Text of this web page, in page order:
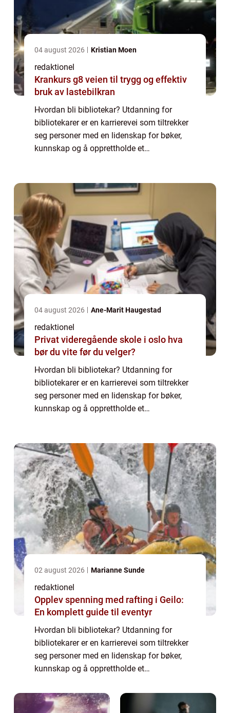
04 august 2026 Kristian Moen
redaktionel
Krankurs g8 veien til trygg og effektiv
bruk av lastebilkran
Hvordan bli bibliotekar? Utdanning for
bibliotekarer er en karrierevei som tiltrekker
seg personer med en lidenskap for bøker,
kunnskap og å opprettholde et
tilgjengeli...
04 august 2026 Ane-Marit Haugestad
redaktionel
Privat videregående skole i oslo hva
bør du vite før du velger?
Hvordan bli bibliotekar? Utdanning for
bibliotekarer er en karrierevei som tiltrekker
seg personer med en lidenskap for bøker,
kunnskap og å opprettholde et
tilgjengeli...
02 august 2026 Marianne Sunde
redaktionel
Opplev spenning med rafting i Geilo:
En komplett guide til eventyr
Hvordan bli bibliotekar? Utdanning for
bibliotekarer er en karrierevei som tiltrekker
seg personer med en lidenskap for bøker,
kunnskap og å opprettholde et
spiller en viktig rolle i å organisere og
tilgjengeli...